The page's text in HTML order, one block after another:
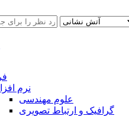
نرم
علوم مهندسی
گرافیک و ارتباط تصویری